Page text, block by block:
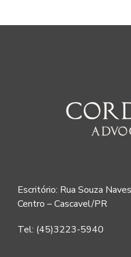
Escritório: Rua Souza
Centro – Cascavel/PR
Tel: (45)3223-5940